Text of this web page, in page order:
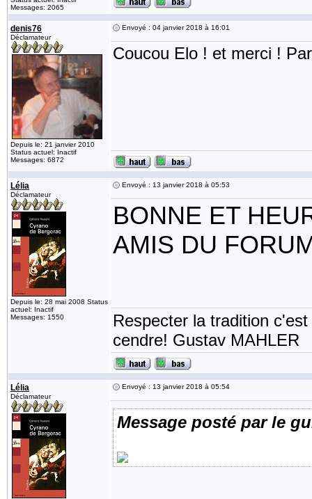
Messages: 2065
denis76
Déclamateur
Depuis le: 21 janvier 2010
Status actuel: Inactif
Messages: 6872
Envoyé : 04 janvier 2018 à 16:01
Coucou Elo ! et merci !
Lélia
Déclamateur
Depuis le: 28 mai 2008 Status
actuel: Inactif
Messages: 1550
Envoyé : 13 janvier 2018 à 05:53
BONNE ET
AMIS DU
Respecter la tradition
cendre! Gustav MAHLER
Lélia
Déclamateur
Envoyé : 13 janvier 2018 à 05:54
Message posté par le